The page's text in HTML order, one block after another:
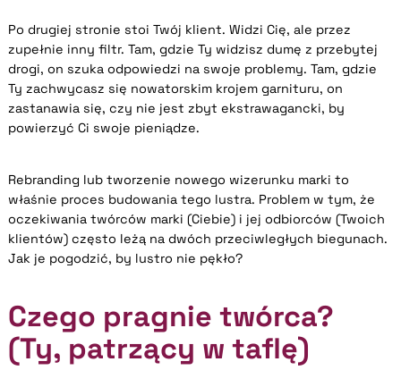
Po drugiej stronie stoi Twój klient. Widzi Cię, ale przez
zupełnie inny filtr. Tam, gdzie Ty widzisz dumę z przebytej
drogi, on szuka odpowiedzi na swoje problemy. Tam, gdzie
Ty zachwycasz się nowatorskim krojem garnituru, on
zastanawia się, czy nie jest zbyt ekstrawagancki, by
powierzyć Ci swoje pieniądze.
Rebranding lub tworzenie nowego wizerunku marki to
właśnie proces budowania tego lustra. Problem w tym, że
oczekiwania twórców marki (Ciebie) i jej odbiorców (Twoich
klientów) często leżą na dwóch przeciwległych biegunach.
Jak je pogodzić, by lustro nie pękło?
Czego pragnie twórca?
(Ty, patrzący w taflę)